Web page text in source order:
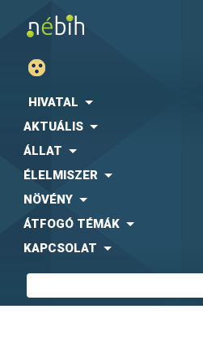
HIVATAL
AKTUÁLIS
ÁLLAT
ÉLELMISZER
NÖVÉNY
ÁTFOGÓ TÉMÁK
KAPCSOLAT